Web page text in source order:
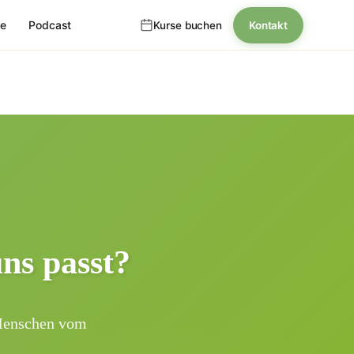
passt?
vom
Podcast Kurse buchen Kontakt